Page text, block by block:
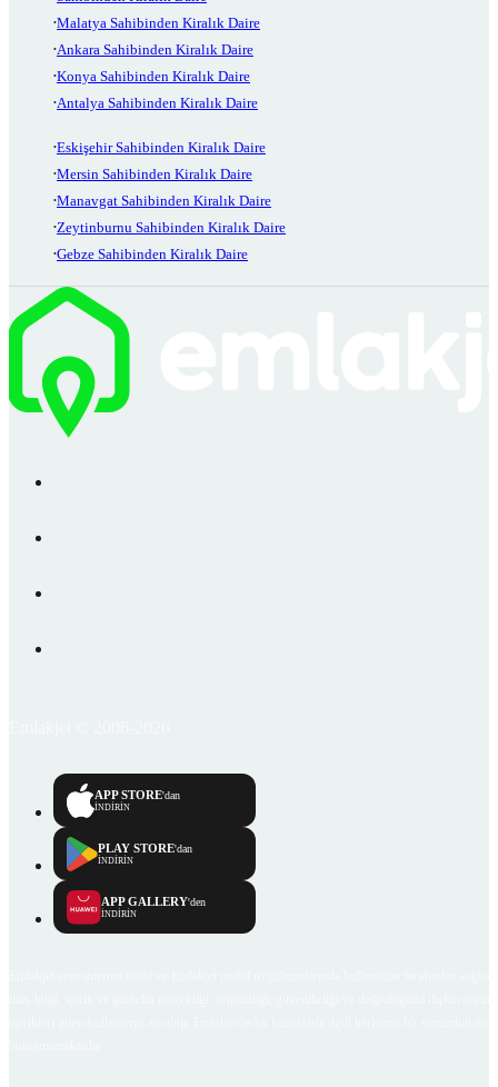
Malatya Sahibinden Kiralık Daire
Ankara Sahibinden Kiralık Daire
Konya Sahibinden Kiralık Daire
Antalya Sahibinden Kiralık Daire
Eskişehir Sahibinden Kiralık Daire
Mersin Sahibinden Kiralık Daire
Manavgat Sahibinden Kiralık Daire
Zeytinburnu Sahibinden Kiralık Daire
Gebze Sahibinden Kiralık Daire
APP STORE'dan
İNDİRİN
PLAY STORE'dan
İNDİRİN
APP GALLERY'den
İNDİRİN